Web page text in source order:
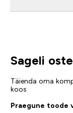
Sageli
Täienda oma
koos
Praegune toode